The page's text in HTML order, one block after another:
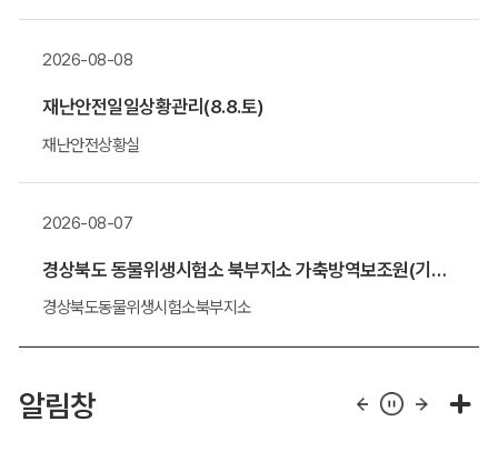
2026-08-08
재난안전일일상황관리(8.8.토)
재난안전상황실
2026-08-07
경상북도 동물위생시험소 북부지소 가축방역보조원(기간제 근로자) 채용 알림
경상북도동물위생시험소북부지소
알림창